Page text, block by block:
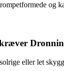
og
eller let